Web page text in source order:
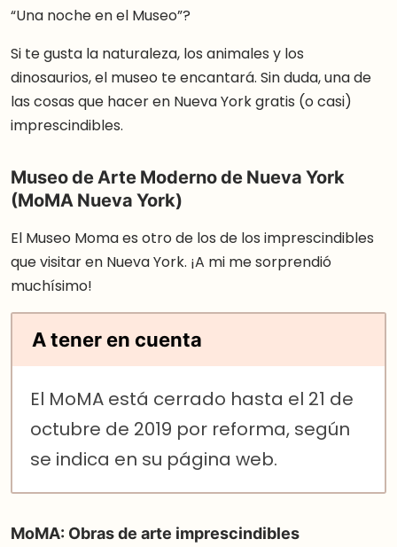
“Una noche en el Museo”?
Si te gusta la naturaleza, los animales y los
dinosaurios, el museo te encantará. Sin duda, una de
las cosas que hacer en Nueva York gratis (o casi)
imprescindibles.
Museo de Arte Moderno de Nueva York
(MoMA Nueva York)
El Museo Moma es otro de los de los imprescindibles
que visitar en Nueva York. ¡A mi me sorprendió
muchísimo!
A tener en cuenta
El MoMA está cerrado hasta el 21 de
octubre de 2019 por reforma, según
se indica en su página web.
MoMA: Obras de arte imprescindibles